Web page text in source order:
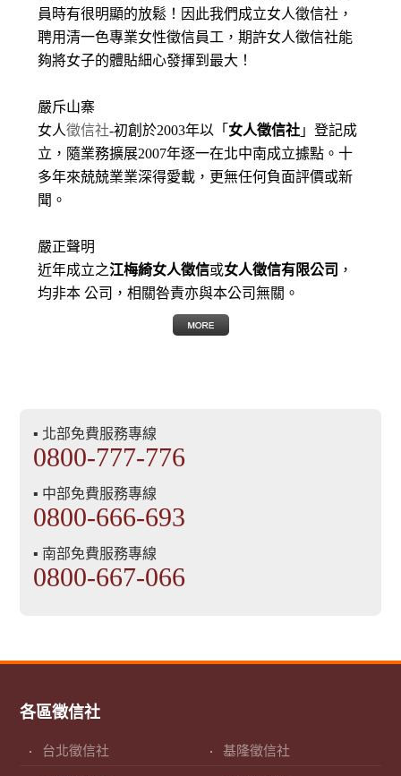
員時有很明顯的放鬆！因此我們成立女人徵信社，
聘用清一色專業女性徵信員工，期許女人徵信社能
夠將女子的體貼細心發揮到最大 ！
嚴斥山寨
女人徵信社-初創於2003年以「 女人徵信社 」登記成
立，隨業務擴展2007年逐一在北中南成立據點。十
多年來兢兢業業深得愛載，更無任何負面評價或新
聞。
嚴正聲明
近年成立之江梅綺女人徵信或女人徵信有限公司 ，
均非本 公司，相關咎責亦與本公司無關。
▪ 北部免費服務專線
0800-777-776
▪ 中部免費服務專線
0800-666-693
▪ 南部免費服務專線
0800-667-066
各區徵信社
台北徵信社 基隆徵信社